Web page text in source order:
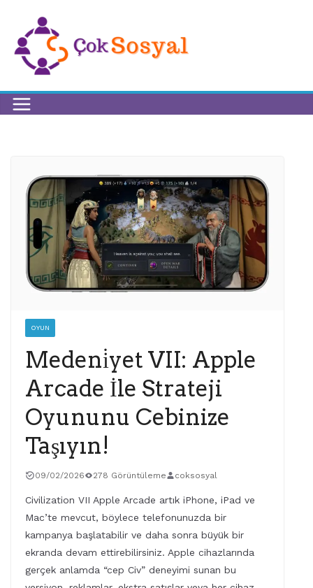
OYUN
Medeni̇yet VII: Apple
Arcade İle Strateji
Oyununu Cebinize
Taşıyın!
09/02/2026 278 Görüntüleme coksosyal
Civilization VII Apple Arcade artık iPhone, iPad ve
Mac’te mevcut, böylece telefonunuzda bir
kampanya başlatabilir ve daha sonra büyük bir
ekranda devam ettirebilirsiniz. Apple cihazlarında
gerçek anlamda “cep Civ” deneyimi sunan bu